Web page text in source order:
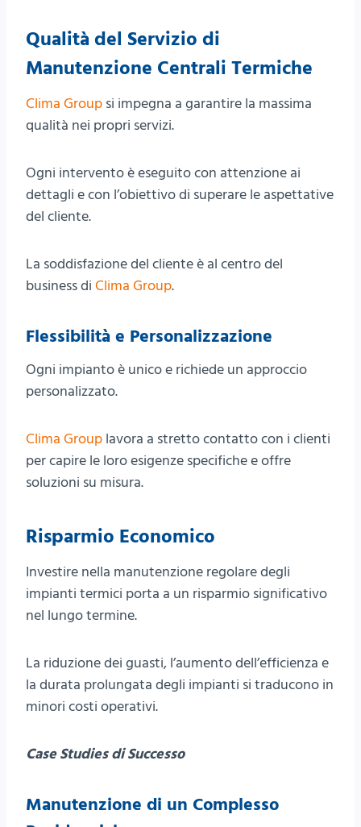
Qualità del Servizio di
Manutenzione Centrali Termiche
Clima Group si impegna a garantire la massima
qualità nei propri servizi.
Ogni intervento è eseguito con attenzione ai
dettagli e con l’obiettivo di superare le aspettative
del cliente.
La soddisfazione del cliente è al centro del
business di Clima Group.
Flessibilità e Personalizzazione
Ogni impianto è unico e richiede un approccio
personalizzato.
Clima Group lavora a stretto contatto con i clienti
per capire le loro esigenze specifiche e offre
soluzioni su misura.
Risparmio Economico
Investire nella manutenzione regolare degli
impianti termici porta a un risparmio significativo
nel lungo termine.
La riduzione dei guasti, l’aumento dell’efficienza e
la durata prolungata degli impianti si traducono in
minori costi operativi.
Case Studies di Successo
Manutenzione di un Complesso